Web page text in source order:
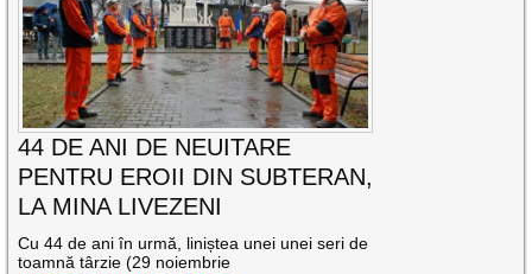
44 DE ANI DE NEUITARE
PENTRU EROII DIN SUBTERAN,
LA MINA LIVEZENI
Cu 44 de ani în urmă, liniștea unei unei seri de
toamnă târzie (29 noiembrie